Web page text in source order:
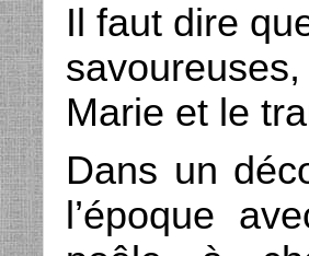
Il faut dire
Marie et le
Dans un
l’époque